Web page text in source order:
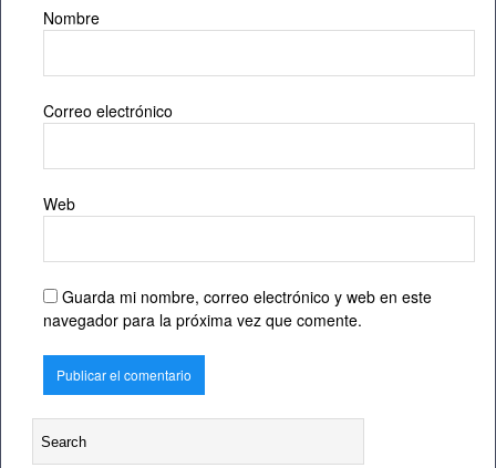
Nombre
Correo electrónico
Web
Guarda mi nombre, correo electrónico y web en este
navegador para la próxima vez que comente.